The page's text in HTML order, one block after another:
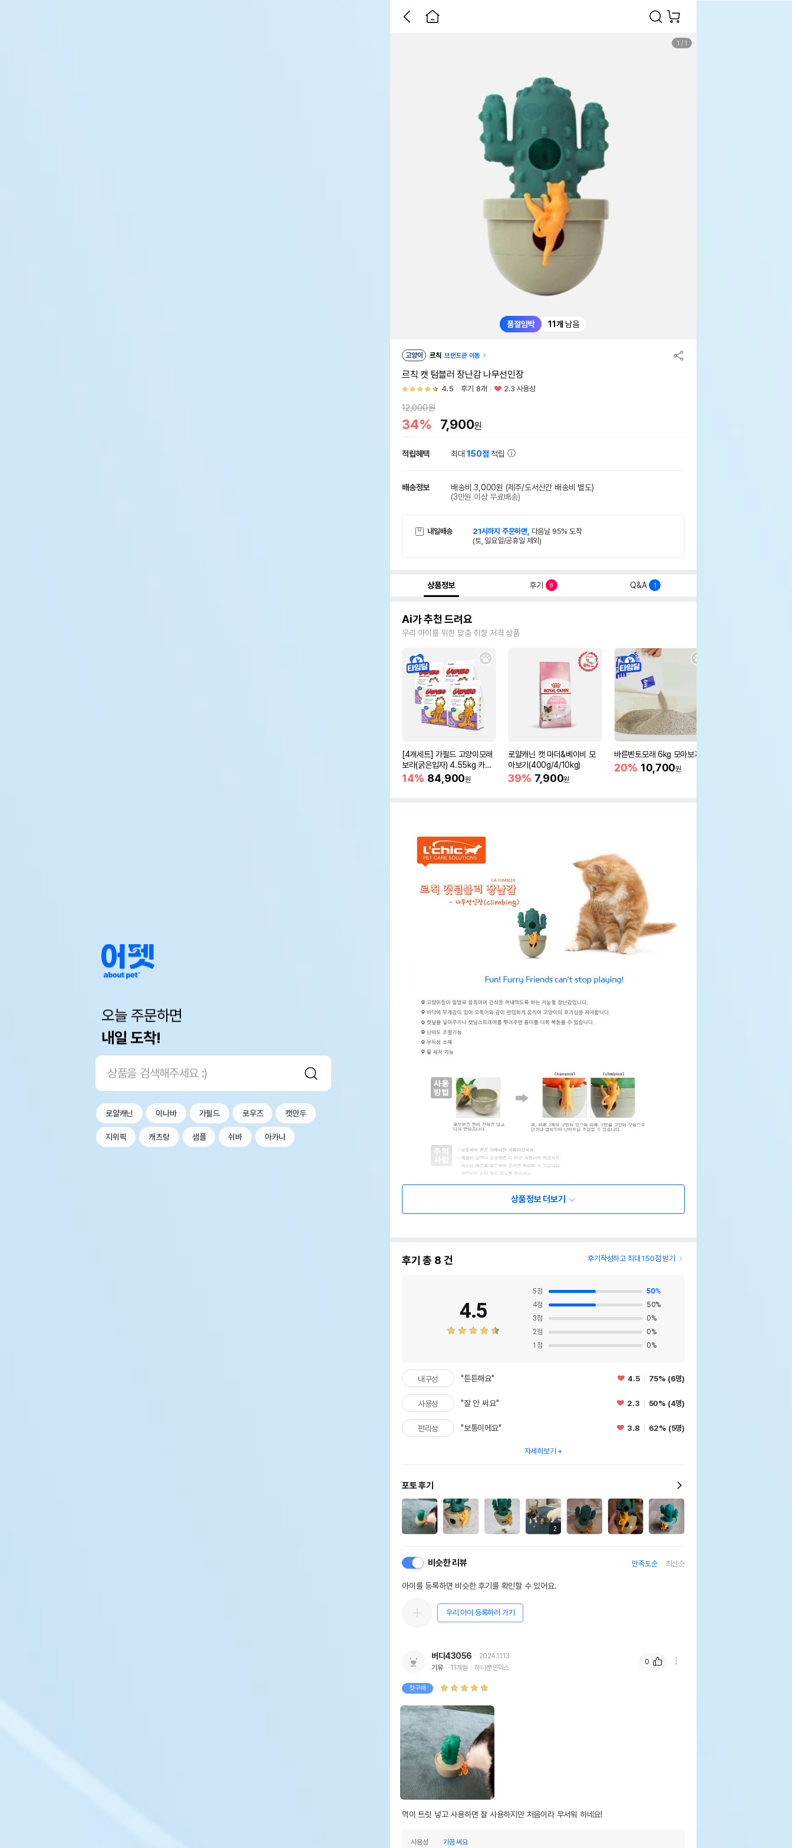
오늘 주문하면
내일 도착!
로얄캐닌 이나바 가필드 로우즈 캣만두
지위픽 캐츠랑 샘플 쉬바 아카나
품절임박 11개 남음
1 / 1
고양이 르칙 브랜드관 이동
르칙 캣 텀블러 장난감 나무선인장
4.5 후기 8개 2.3 사용성
12,000원
34% 7,900원
적립혜택 최대150점 적립
배송정보 배송비 3,000원 (제주/도서산간 배송비 별도)
(3만원 이상 무료배송)
내일배송 21시까지 주문하면, 다음날 95% 도착
(토, 일요일/공휴일 제외)
상품정보 후기 8 Q&A 1
Ai가 추천 드려요
우리 아이를 위한 맞춤 취향 저격 상품
[4개세트] 가필드 고양이모래
보라(굵은입자) 4.55kg 카사
바모래
14% 84,900원
로얄캐닌 캣 마더&베이비 모
아보기(400g/4/10kg)
39% 7,900원
바른벤토모래 6kg 모아보기
20% 10,700원
받았음을 확인할수 있는 경우
제조자,수입품의 경우
르칙//펫트코리아
어바웃펫//1644-9601
유통기한
유통기한이 최소 2026.12.04이거나 그 이후인
단, 상품명에 유통기한 명시된 경우, 해당
상품정보 더보기
후기 총 8 건 후기작성하고 최대 150점 받기
4.5
5점 50%
4점 50%
3점 0%
2점 0%
1 점 0%
내구성 "튼튼해요" 4.5 75% (6명)
사용성 "잘 안 써요" 2.3 50% (4명)
편리성 "보통이에요" 3.8 62% (5명)
자세히보기
포토 후기
2
비슷한 리뷰 만족도순 최신순
아이를 등록하면 비슷한 후기를 확인할 수 있어요.
우리 아이 등록하러 가기
버디43056
2024.11.13
기유
11개월 하나뿐인믹스
첫구매
먹이 트릿 넣고 사용하면 잘 사용하지만 처음이라 무서워 하네요!
사용성 가끔 써요
0